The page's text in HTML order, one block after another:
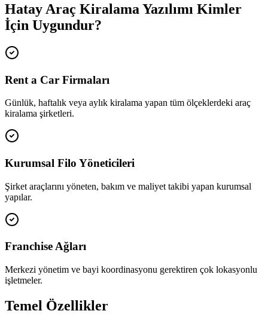
Hatay Araç Kiralama Yazılımı Kimler
İçin Uygundur?
Rent a Car Firmaları
Günlük, haftalık veya aylık kiralama yapan tüm ölçeklerdeki araç
kiralama şirketleri.
Kurumsal Filo Yöneticileri
Şirket araçlarını yöneten, bakım ve maliyet takibi yapan kurumsal
yapılar.
Franchise Ağları
Merkezi yönetim ve bayi koordinasyonu gerektiren çok lokasyonlu
işletmeler.
Temel Özellikler